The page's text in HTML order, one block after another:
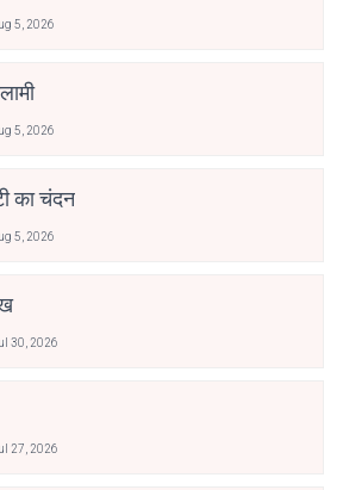
5, 2026
5, 2026
का चंदन
5, 2026
30, 2026
27, 2026